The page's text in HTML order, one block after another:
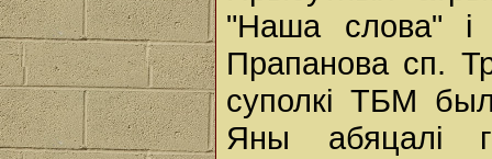
"Наша слова" і
Прапанова сп.
суполкі ТБМ
Яны абяцалі